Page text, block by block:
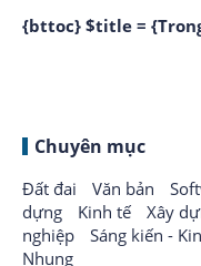
{bttoc} $title =
Chuyên mục
Đất đai Văn bản
dựng
Kinh tế Xây
nghiệp
Sáng kiến -
Nhung